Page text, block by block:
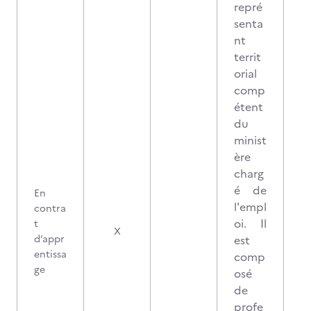
En
contra
t
d’appr
entissa
ge
X
repré
senta
nt
territ
orial
comp
étent
du
minist
ère
charg
é de
l'empl
oi. Il
est
comp
osé
de
profe